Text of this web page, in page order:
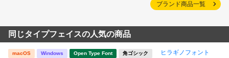
ブランド商品一覧
同じタイプフェイスの人気の商品
macOS Windows Open Type Font 角ゴシック ヒラギノフォント